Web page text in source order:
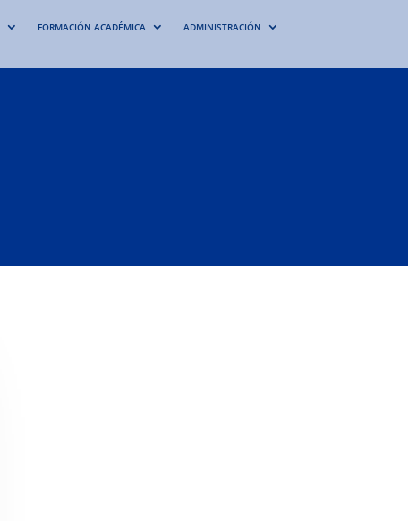
FORMACIÓN ACADÉMICA ADMINISTRACIÓN